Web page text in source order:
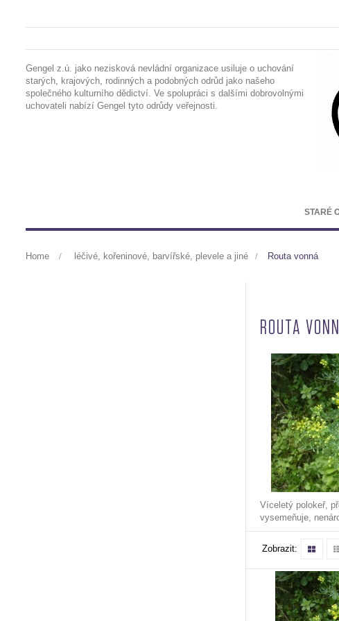
Gengel z.ú. jako nezisková nevládní organizace usiluje o uchování
starých, krajových, rodinných a podobných odrůd jako našeho
společného kulturního dědictví. Ve spolupráci s dalšími dobrovolnými
uchovateli nabízí Gengel tyto odrůdy veřejnosti.
STARÉ
Home > léčivé, kořeninové, barvířské, plevele a jiné > Routa vonná
ROUTA
Víceletý polokeř,
vysemeňuje,
Zobrazit: